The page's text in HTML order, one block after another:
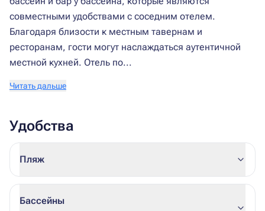
совместными удобствами с соседним отелем.
Благодаря близости к местным тавернам и
ресторанам, гости могут наслаждаться аутентичной
местной кухней. Отель по...
Читать дальше
Удобства
Пляж
Бассейны